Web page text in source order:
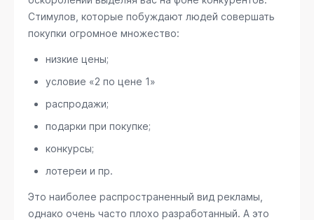
Стимулов, которые побуждают людей совершать
покупки огромное множество:
низкие цены;
условие «2 по цене 1»
распродажи;
подарки при покупке;
конкурсы;
лотереи и пр.
Это наиболее распространенный вид рекламы,
однако очень часто плохо разработанный. А это